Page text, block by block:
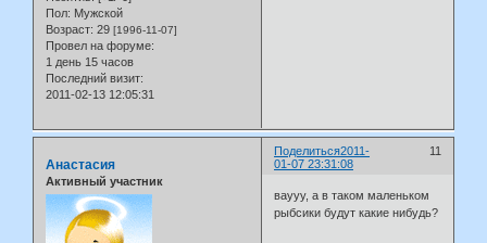
Пол: Мужской
Возраст: 29 [1996-11-07]
Провел на форуме:
1 день 15 часов
Последний визит:
2011-02-13 12:05:31
Поделиться 11
2011-
01-07 23:31:08
Анастасия
Активный участник
ваууу, а в таком маленьком
рыбсики будут какие нибудь?